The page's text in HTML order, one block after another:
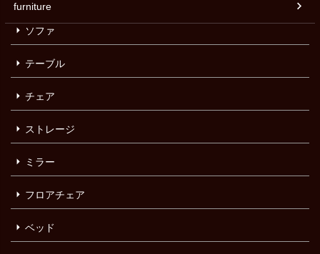
furniture
ソファ
テーブル
チェア
ストレージ
ミラー
フロアチェア
ベッド